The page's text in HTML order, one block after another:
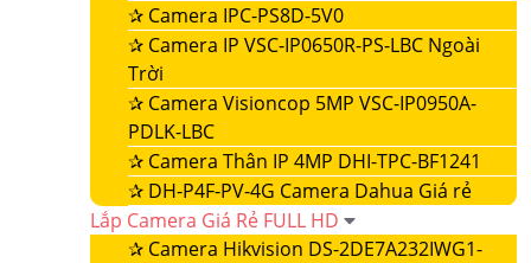
✰ Camera IPC-PS8D-5V0
✰ Camera IP VSC-IP0650R-PS-LBC Ngoài
Trời
✰ Camera Visioncop 5MP VSC-IP0950A-
PDLK-LBC
✰ Camera Thân IP 4MP DHI-TPC-BF1241
✰ DH-P4F-PV-4G Camera Dahua Giá rẻ
Lắp Camera Giá Rẻ FULL HD
✰ Camera Hikvision DS-2DE7A232IWG1-